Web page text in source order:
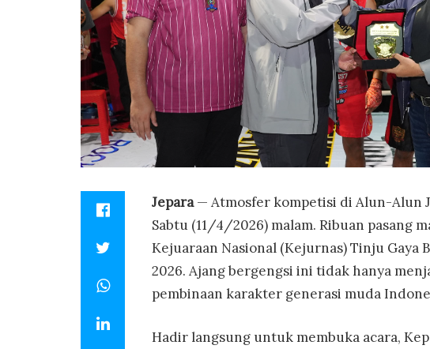
Jepara— Atmosfer kompetisi di Alun-Alun
Sabtu (11/4/2026) malam. Ribuan pasang
Kejuaraan Nasional (Kejurnas) Tinju Gaya
2026. Ajang bergengsi ini tidak hanya
pembinaan karakter generasi muda
Hadir langsung untuk membuka acara,